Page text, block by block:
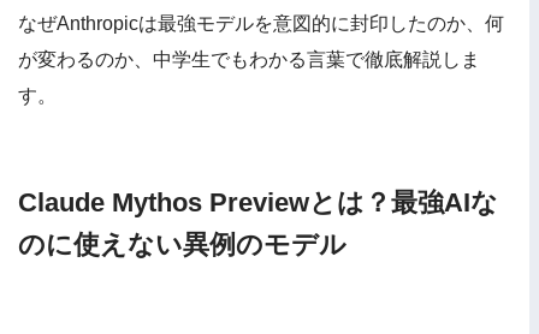
なぜAnthropicは最強モデルを意図的に封印したのか、何
が変わるのか、中学生でもわかる言葉で徹底解説しま
す。
Claude Mythos Previewとは？最強AIな
のに使えない異例のモデル